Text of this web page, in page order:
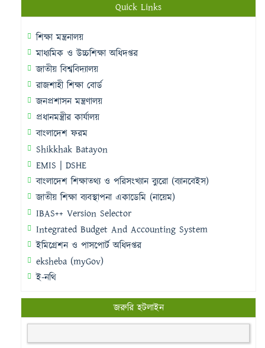
Quick Links
শিক্ষা মন্ত্রনালয়
মাধ্যমিক ও উচ্চশিক্ষা অধিদপ্তর
জাতীয় বিশ্ববিদ্যালয়
রাজশাহী শিক্ষা বোর্ড
জনপ্রশাসন মন্ত্রণালয়
প্রধানমন্ত্রীর কার্যালয়
বাংলাদেশ ফরম
Shikkhak Batayon
EMIS | DSHE
বাংলাদেশ শিক্ষাতথ্য ও পরিসংখ্যান ব্যুরো (ব্যানবেইস)
জাতীয় শিক্ষা ব্যবস্থাপনা একাডেমি (নায়েম)
IBAS++ Version Selector
Integrated Budget And Accounting System
ইমিগ্রেশন ও পাসপোর্ট অধিদপ্তর
eksheba (myGov)
ই-নথি
জরুরি হটলাইন